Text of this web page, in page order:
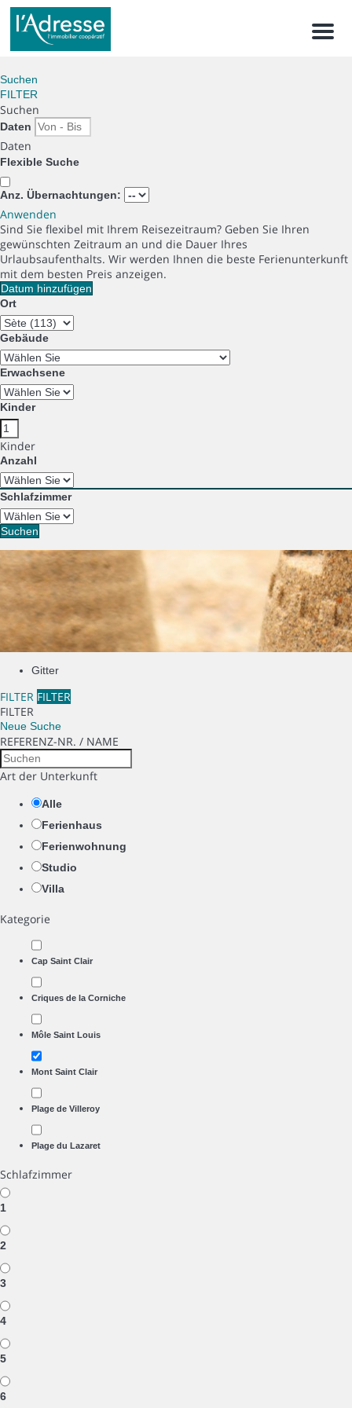
Menu
Suchen
FILTER
Suchen
Daten
Daten
Flexible Suche
Anz. Übernachtungen:
Anwenden
Sind Sie flexibel mit Ihrem Reisezeitraum? Geben Sie Ihren
gewünschten Zeitraum an und die Dauer Ihres
Urlaubsaufenthalts. Wir werden Ihnen die beste Ferienunterkunft
mit dem besten Preis anzeigen.
Datum hinzufügen
Ort
Gebäude
Erwachsene
Kinder
Kinder
Anzahl
Schlafzimmer
Suchen
Gitter
FILTER FILTER
FILTER
Neue Suche
REFERENZ-NR. / NAME
Art der Unterkunft
Alle
Ferienhaus
Ferienwohnung
Studio
Villa
Kategorie
Cap Saint Clair
Criques de la Corniche
Môle Saint Louis
Mont Saint Clair
Plage de Villeroy
Plage du Lazaret
Schlafzimmer
1
2
3
4
5
6